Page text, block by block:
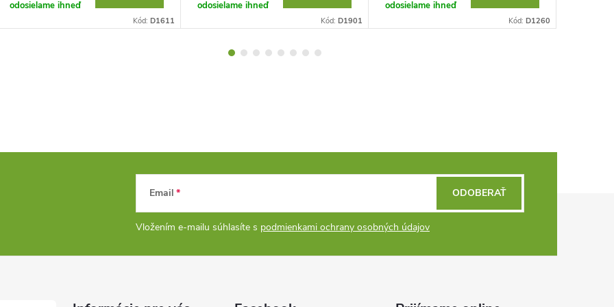
odosielame ihneď
Kód: D1611
odosielame ihneď
Kód: D1901
odosielame ihneď
Kód: D1260
Email
Vložením e-mailu súhlasíte s podmienkami ochrany osobných údajov
ODOBERAŤ